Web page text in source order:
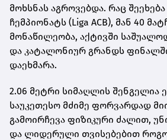
მოხსნას აგროვებდა. რაც
ჩემპიონატს (Liga ACB), მან 40
მონაწილეობა, აქტივში
და კატალონიურ გრანდს
დაეხმარა.
2.06 მეტრი სიმაღლის შენგელია
საუკეთესო მძიმე ფორვარდად
გამოირჩევა ფიზიკური ძალით,
და ლიდერული თვისებებით